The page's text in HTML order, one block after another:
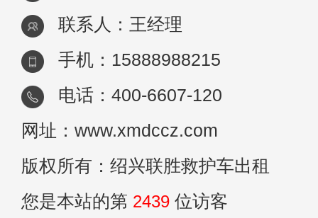
联系人：王经理
手机：15888988215
电话：400-6607-120
网址：www.xmdccz.com
版权所有：绍兴联胜救护车出租
您是本站的第 2439 位访客